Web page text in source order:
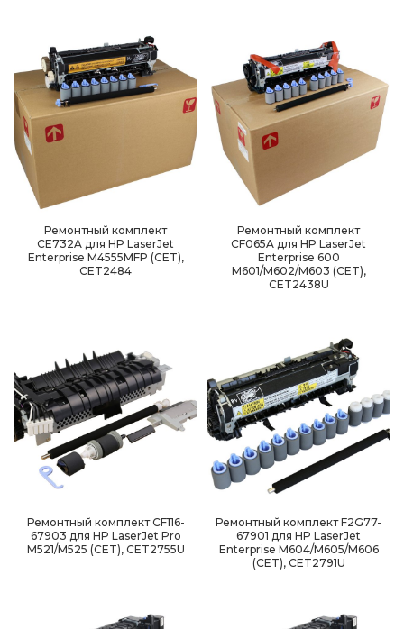
Ремонтный комплект
CE732A для HP LaserJet
Enterprise M4555MFP (CET),
CET2484
Ремонтный комплект
CF065A для HP LaserJet
Enterprise 600
M601/M602/M603 (CET),
CET2438U
Ремонтный комплект CF116-
67903 для HP LaserJet Pro
M521/M525 (CET), CET2755U
Ремонтный комплект F2G77-
67901 для HP LaserJet
Enterprise M604/M605/M606
(CET), CET2791U